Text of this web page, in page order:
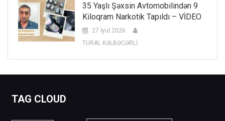
35 Yaşlı Şəxsin Avtomobilindən 9
Kiloqram Narkotik Tapıldı – VİDEO
27 İyul 2026
TURAL KƏLBƏCƏRLİ
TAG CLOUD